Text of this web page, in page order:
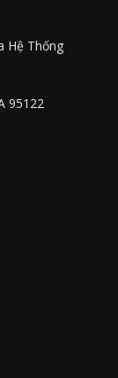
Hệ Thống
95122